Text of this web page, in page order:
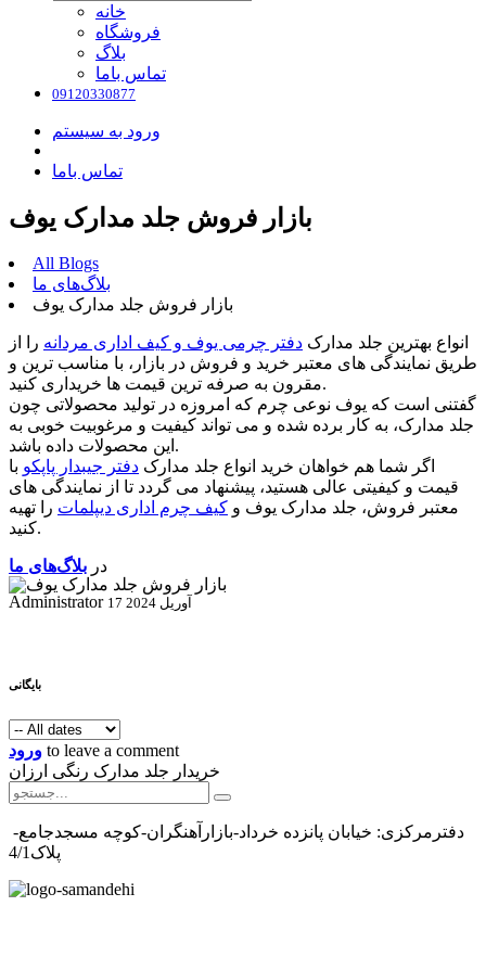
خانه
فروشگاه
بلاگ
تماس باما
09120330877
ورود به سیستم
تماس باما
بازار فروش جلد مدارک یوف
All Blogs
بلاگ‌های ما
بازار فروش جلد مدارک یوف
انواع بهترین جلد مدارک دفتر چرمی یوف و کیف اداری مردانه را از
طریق نمایندگی های معتبر خرید و فروش در بازار، با مناسب ترین و
مقرون به صرفه ترین قیمت ها خریداری کنید.
گفتنی است که یوف نوعی چرم که امروزه در تولید محصولاتی چون
جلد مدارک، به کار برده شده و می تواند کیفیت و مرغوبیت خوبی به
این محصولات داده باشد.
اگر شما هم خواهان خرید انواع جلد مدارک دفتر جیبدار پاپکو با
قیمت و کیفیتی عالی هستید، پیشنهاد می گردد تا از نمایندگی های
معتبر فروش، جلد مدارک یوف و کیف چرم اداری دیپلمات را تهیه
کنید.
در بلاگ‌های ما
Administrator
17 آوریل 2024
بایگانی
ورود to leave a comment
خریدار جلد مدارک رنگی ارزان
پلاک4/1